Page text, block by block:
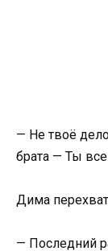
— Не твоё
брата — Ты
Дима
— Последний